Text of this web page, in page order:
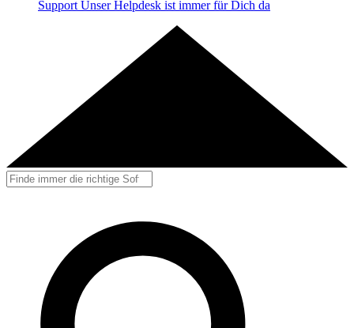
Support Unser Helpdesk ist immer für Dich da